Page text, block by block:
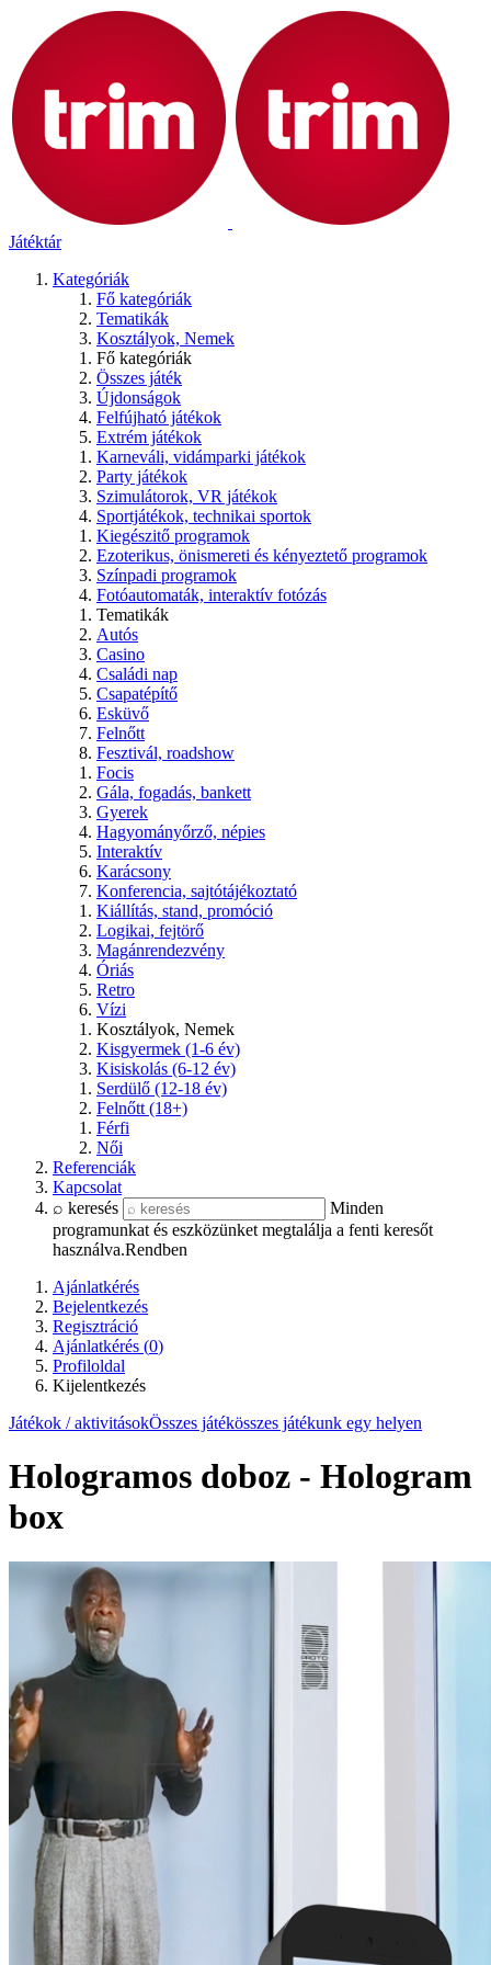
Játéktár
Kategóriák
Fő kategóriák
Tematikák
Kosztályok, Nemek
Fő kategóriák
Összes játék
Újdonságok
Felfújható játékok
Extrém játékok
Karneváli, vidámparki játékok
Party játékok
Szimulátorok, VR játékok
Sportjátékok, technikai sportok
Kiegészitő programok
Ezoterikus, önismereti és kényeztető programok
Színpadi programok
Fotóautomaták, interaktív fotózás
Tematikák
Autós
Casino
Családi nap
Csapatépítő
Esküvő
Felnőtt
Fesztivál, roadshow
Focis
Gála, fogadás, bankett
Gyerek
Hagyományőrző, népies
Interaktív
Karácsony
Konferencia, sajtótájékoztató
Kiállítás, stand, promóció
Logikai, fejtörő
Magánrendezvény
Óriás
Retro
Vízi
Kosztályok, Nemek
Kisgyermek (1-6 év)
Kisiskolás (6-12 év)
Serdülő (12-18 év)
Felnőtt (18+)
Férfi
Női
Referenciák
Kapcsolat
⌕ keresés
Minden
programunkat és eszközünket megtalálja a fenti keresőt
használva.Rendben
Ajánlatkérés
Bejelentkezés
Regisztráció
Ajánlatkérés (0)
Profiloldal
Kijelentkezés
Játékok / aktivitásokÖsszes játékösszes játékunk egy helyen
Hologramos doboz - Hologram
box